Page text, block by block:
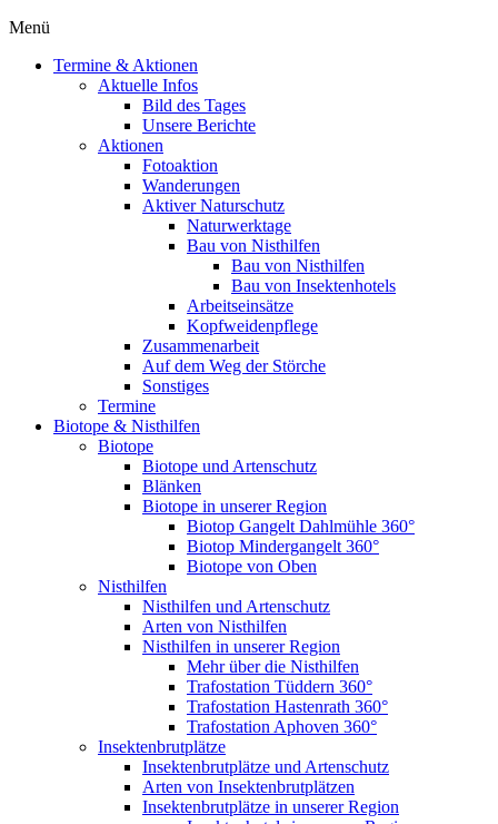
Menü
Termine & Aktionen
Aktuelle Infos
Bild des Tages
Unsere Berichte
Aktionen
Fotoaktion
Wanderungen
Aktiver Naturschutz
Naturwerktage
Bau von Nisthilfen
Bau von Nisthilfen
Bau von Insektenhotels
Arbeitseinsätze
Kopfweidenpflege
Zusammenarbeit
Auf dem Weg der Störche
Sonstiges
Termine
Biotope & Nisthilfen
Biotope
Biotope und Artenschutz
Blänken
Biotope in unserer Region
Biotop Gangelt Dahlmühle 360°
Biotop Mindergangelt 360°
Biotope von Oben
Nisthilfen
Nisthilfen und Artenschutz
Arten von Nisthilfen
Nisthilfen in unserer Region
Mehr über die Nisthilfen
Trafostation Tüddern 360°
Trafostation Hastenrath 360°
Trafostation Aphoven 360°
Insektenbrutplätze
Insektenbrutplätze und Artenschutz
Arten von Insektenbrutplätzen
Insektenbrutplätze in unserer Region